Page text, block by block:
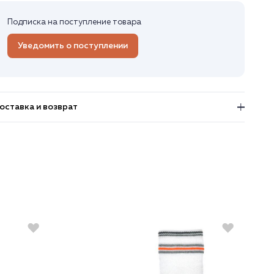
Подписка на поступление товара
Уведомить о поступлении
и возврат